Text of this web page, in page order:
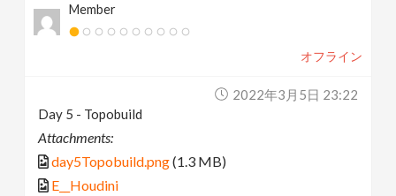
Member
オフライン
2022年3月5日 23:22
Day 5 - Topobuild
Attachments:
day5Topobuild.png(1.3 MB)
E__Houdini